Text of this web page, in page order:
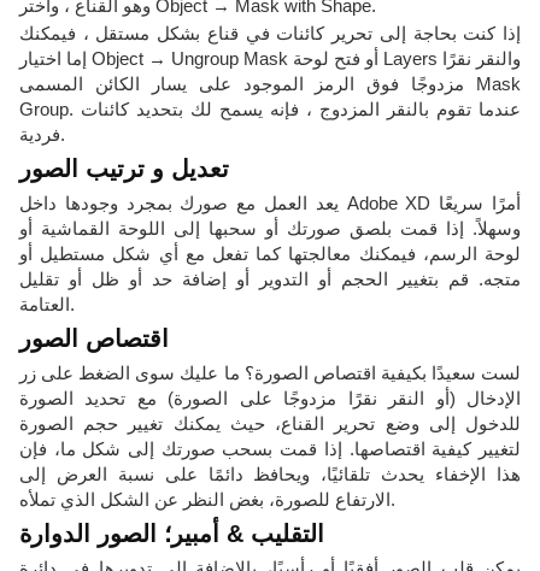
وهو القناع ، واختر Object → Mask with Shape.
إذا كنت بحاجة إلى تحرير كائنات في قناع بشكل مستقل ، فيمكنك
إما اختيار Object → Ungroup Mask أو فتح لوحة Layers والنقر نقرًا
مزدوجًا فوق الرمز الموجود على يسار الكائن المسمى Mask
Group. عندما تقوم بالنقر المزدوج ، فإنه يسمح لك بتحديد كائنات
فردية.
تعديل و ترتيب الصور
يعد العمل مع صورك بمجرد وجودها داخل Adobe XD أمرًا سريعًا
وسهلاً. إذا قمت بلصق صورتك أو سحبها إلى اللوحة القماشية أو
لوحة الرسم، فيمكنك معالجتها كما تفعل مع أي شكل مستطيل أو
متجه. قم بتغيير الحجم أو التدوير أو إضافة حد أو ظل أو تقليل
العتامة.
اقتصاص الصور
لست سعيدًا بكيفية اقتصاص الصورة؟ ما عليك سوى الضغط على زر
الإدخال (أو النقر نقرًا مزدوجًا على الصورة) مع تحديد الصورة
للدخول إلى وضع تحرير القناع، حيث يمكنك تغيير حجم الصورة
لتغيير كيفية اقتصاصها. إذا قمت بسحب صورتك إلى شكل ما، فإن
هذا الإخفاء يحدث تلقائيًا، ويحافظ دائمًا على نسبة العرض إلى
الارتفاع للصورة، بغض النظر عن الشكل الذي تملأه.
التقليب & أمبير؛ الصور الدوارة